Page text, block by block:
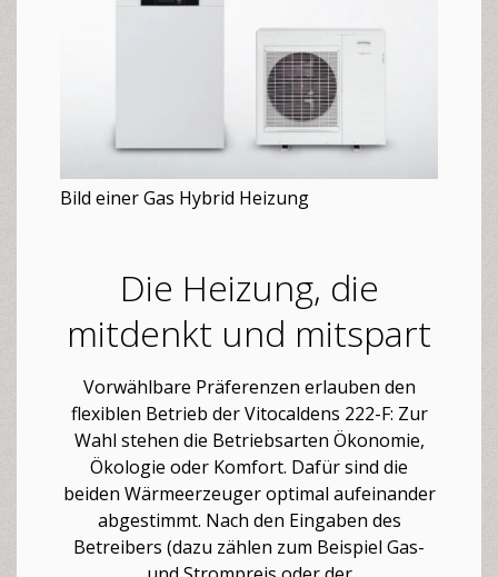
Bild einer Gas Hybrid Heizung
Die Heizung, die
mitdenkt und mitspart
Vorwählbare Präferenzen erlauben den
flexiblen Betrieb der Vitocaldens 222-F: Zur
Wahl stehen die Betriebsarten Ökonomie,
Ökologie oder Komfort. Dafür sind die
beiden Wärmeerzeuger optimal aufeinander
abgestimmt. Nach den Eingaben des
Betreibers (dazu zählen zum Beispiel Gas-